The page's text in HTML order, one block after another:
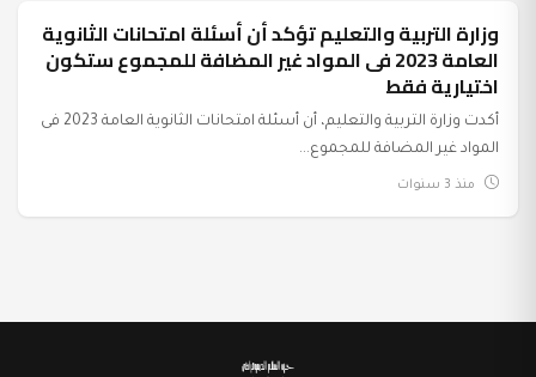
عرب وعالم
وزارة التربية والتعليم تؤكد أن أسئلة امتحانات الثانوية
العامة 2023 فى المواد غير المضافة للمجموع ستكون
اختيارية فقط
أكدت وزارة التربية والتعليم، أن أسئلة امتحانات الثانوية العامة 2023 فى
المواد غير المضافة للمجموع...
منذ 3 سنوات